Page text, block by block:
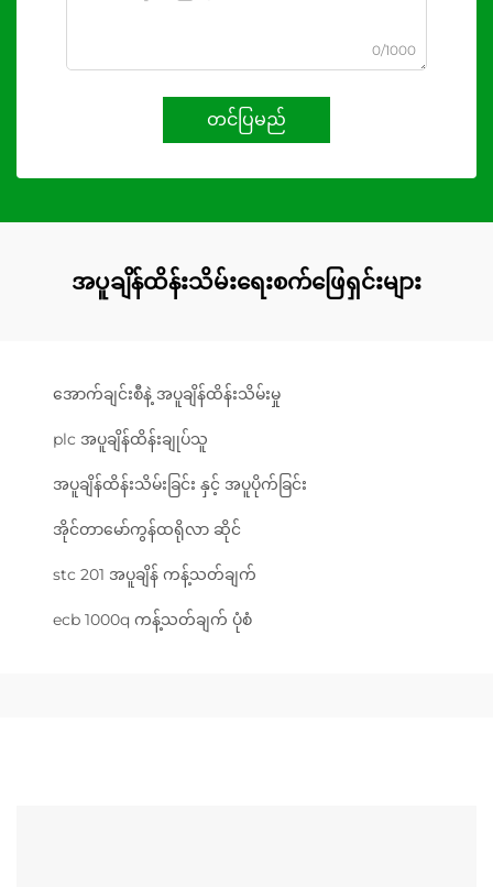
0/1000
တင်ပြမည်
အပူချိန်ထိန်းသိမ်းရေးစက်ဖြေရှင်းများ
အောက်ချင်းစီနဲ့ အပူချိန်ထိန်းသိမ်းမှု
plc အပူချိန်ထိန်းချုပ်သူ
အပူချိန်ထိန်းသိမ်းခြင်း နှင့် အပူပိုက်ခြင်း
အိုင်တာမော်ကွန်ထရိုလာ ဆိုင်
stc 201 အပူချိန် ကန့်သတ်ချက်
ecb 1000q ကန့်သတ်ချက် ပုံစံ